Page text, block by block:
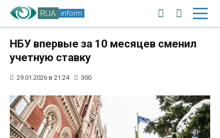
RUA inform
НБУ впервые за 10 месяцев сменил
учетную ставку
29.01.2026 в 21:24 300